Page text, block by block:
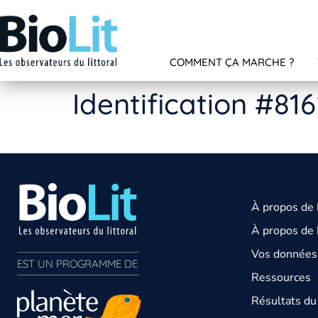
COMMENT ÇA MARCHE ?
Identification
EST UN PROGRAMME DE
À propos de
À propos de
Vos
Ressources
Résultats